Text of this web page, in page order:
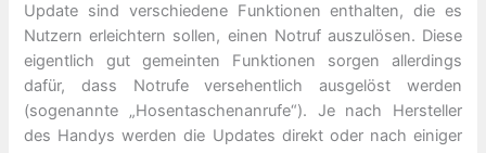
Update sind verschiedene Funktionen enthalten, die es
Nutzern erleichtern sollen, einen Notruf auszulösen. Diese
eigentlich gut gemeinten Funktionen sorgen allerdings
dafür, dass Notrufe versehentlich ausgelöst werden
(sogenannte „Hosentaschenanrufe“). Je nach Hersteller
des Handys werden die Updates direkt oder nach einiger